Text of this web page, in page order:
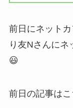
前日にネット
り友Nさんに
😃
前日の記事はこ